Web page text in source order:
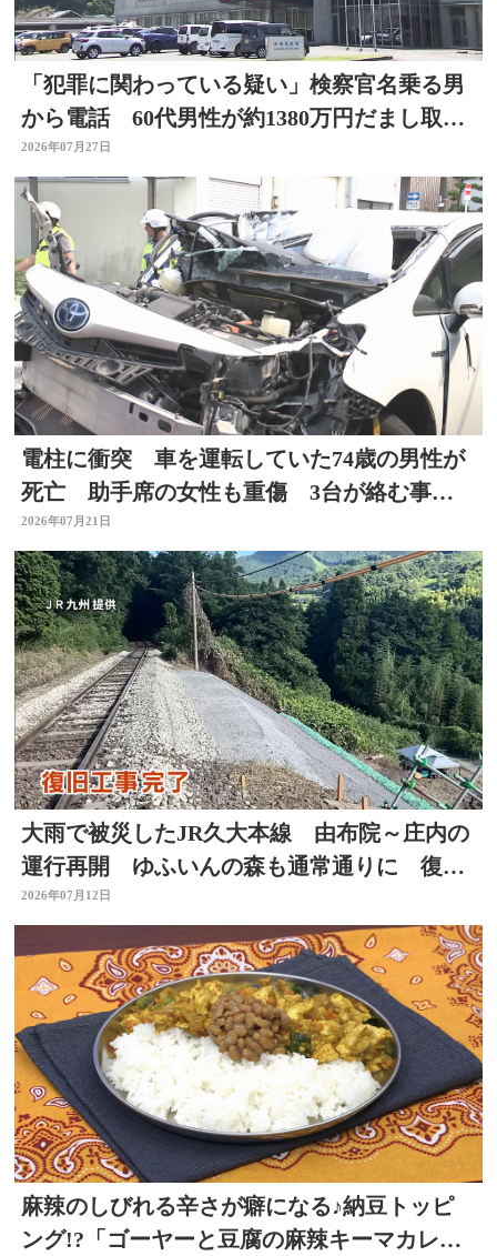
「犯罪に関わっている疑い」検察官名乗る男
から電話 60代男性が約1380万円だまし取ら
れる 大分
2026年07月27日
電柱に衝突 車を運転していた74歳の男性が
死亡 助手席の女性も重傷 3台が絡む事
故 大分
2026年07月21日
大雨で被災したJR久大本線 由布院～庄内の
運行再開 ゆふいんの森も通常通りに 復旧
工事完了 大分
2026年07月12日
麻辣のしびれる辛さが癖になる♪納豆トッピ
ング!?「ゴーヤーと豆腐の麻辣キーマカレ